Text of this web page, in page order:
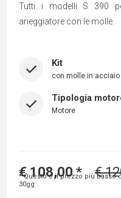
Tutti i modelli S 390
arieggiatore con le molle.
Kit
con molle in
Tipologia
Motore
€ 108,00*
* Questo è il prezzo più basso
30gg
€